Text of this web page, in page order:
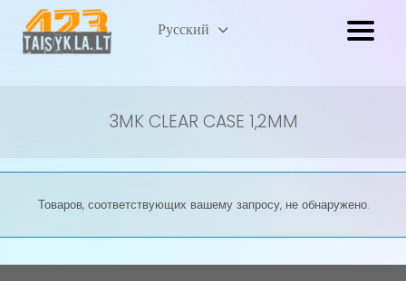
Lietuvių Литовский
Русский
3MK CLEAR CASE 1,2MM
Товаров, соответствующих вашему запросу, не обнаружено.